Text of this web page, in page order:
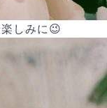
しみに😉